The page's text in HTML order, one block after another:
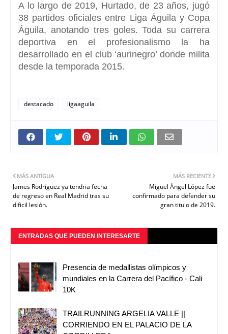
A lo largo de 2019, Hurtado, de 23 años, jugó
38 partidos oficiales entre Liga Águila y Copa
Águila, anotando tres goles. Toda su carrera
deportiva en el profesionalismo la ha
desarrollado en el club ‘aurinegro’ donde milita
desde la temporada 2015.
destacado ligaaguila
MÁS RECIENTE
Miguel Ángel López fue
confirmado para defender su
gran titulo de 2019.
MÁS ANTIGUA
James Rodriguez ya tendria fecha
de regreso en Real Madrid tras su
dificil lesión.
ENTRADAS QUE PUEDEN INTERESARTE
Presencia de medallistas olímpicos y
mundiales en la Carrera del Pacífico - Cali
10K
TRAILRUNNING ARGELIA VALLE ||
CORRIENDO EN EL PALACIO DE LA